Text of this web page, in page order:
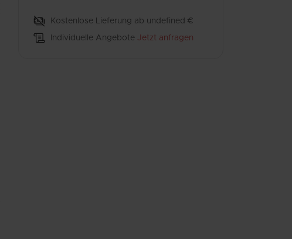
Kostenlose Lieferung ab undefined €
Individuelle Angebote Jetzt anfragen